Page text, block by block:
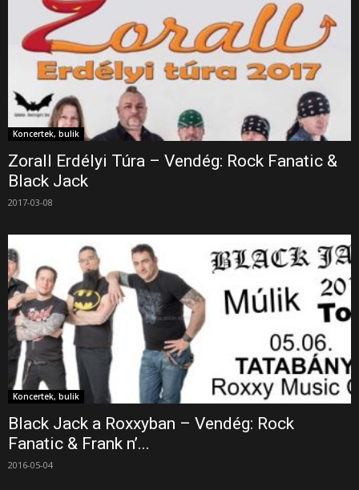
Koncertek, bulik
Zorall Erdélyi Túra – Vendég: Rock Fanatic &
Black Jack
2017-03-08
Koncertek, bulik
Black Jack a Roxxyban – Vendég: Rock
Fanatic & Frank n’...
2016-05-04